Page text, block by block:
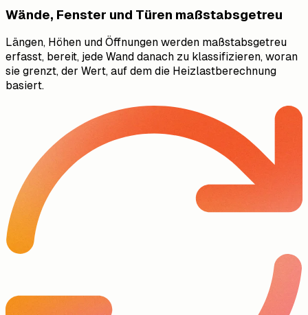
Wände, Fenster und Türen maßstabsgetreu
Längen, Höhen und Öffnungen werden maßstabsgetreu
erfasst, bereit, jede Wand danach zu klassifizieren, woran
sie grenzt, der Wert, auf dem die Heizlastberechnung
basiert.